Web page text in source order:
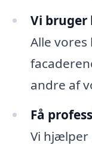
Vi
Alle
andre af
Få
Vi hjælper